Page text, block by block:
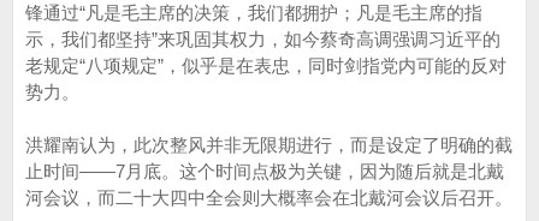
锋通过“凡是毛主席的决策，我们都拥护；凡是毛主席的指
示，我们都坚持”来巩固其权力，如今蔡奇高调强调习近平的
老规定“八项规定”，似乎是在表忠，同时剑指党内可能的反对
势力。
洪耀南认为，此次整风并非无限期进行，而是设定了明确的截
止时间——7月底。这个时间点极为关键，因为随后就是北戴
河会议，而二十大四中全会则大概率会在北戴河会议后召开。